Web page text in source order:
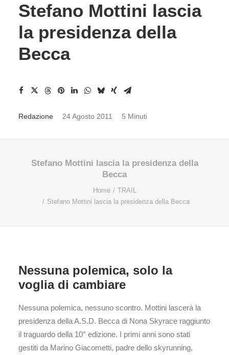
Stefano Mottini lascia
la presidenza della
Becca
Redazione 24 Agosto 2011 5 Minuti
Stefano Mottini lascia la presidenza della
Becca
Home
TRAIL
Stefano Mottini lascia la presidenza della Becca
Nessuna polemica, solo la
voglia di cambiare
Nessuna polemica, nessuno scontro. Mottini lascerà la
presidenza della A.S.D. Becca di Nona Skyrace raggiunto
il traguardo della 10° edizione. I primi anni sono stati
gestiti da Marino Giacometti, padre dello skyrunning,